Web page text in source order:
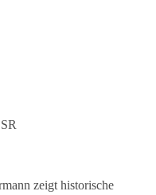
zeigt historische